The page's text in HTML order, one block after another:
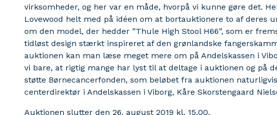
virksomheder, og her var en måde, hvorpå vi kunne gøre det.
Lovewood helt med på idéen om at bortauktionere to af deres
om den model, der hedder ”Thule High Stool H66”, som er
tidløst design stærkt inspireret af den grønlandske
auktionen kan man læse meget mere om på Andelskassen i
vi bare, at rigtig mange har lyst til at deltage i auktionen og på
støtte Børnecancerfonden, som beløbet fra auktionen
centerdirektør i Andelskassen i Viborg, Kåre Skorstengaard
Auktionen slutter den 26. august 2019 kl. 15.00.